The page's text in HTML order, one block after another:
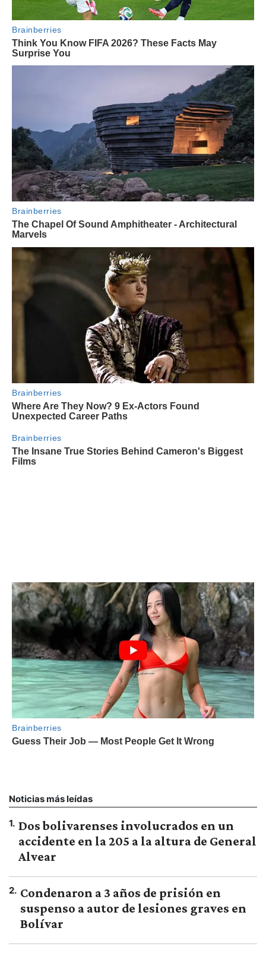
Noticias más leídas
1. Dos bolivarenses involucrados en un
accidente en la 205 a la altura de General
Alvear
2. Condenaron a 3 años de prisión en
suspenso a autor de lesiones graves en
Bolívar